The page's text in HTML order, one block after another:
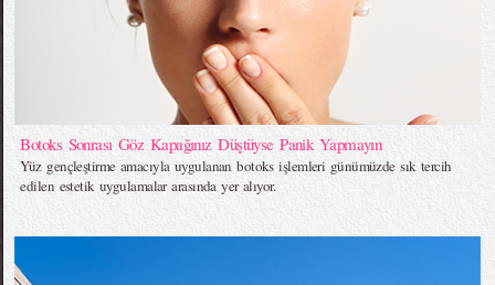
Botoks Sonrası Göz Kapağınız Düştüyse Panik Yapmayın
Yüz gençleştirme amacıyla uygulanan botoks işlemleri günümüzde sık tercih
edilen estetik uygulamalar arasında yer alıyor.